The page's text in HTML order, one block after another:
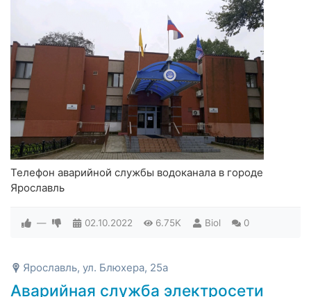
Телефон аварийной службы водоканала в городе
Ярославль
— 02.10.2022 6.75K Biol 0
Ярославль, ул. Блюхера, 25а
Аварийная служба электросети